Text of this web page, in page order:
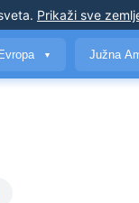
. Prikaži sve
▼ Južna